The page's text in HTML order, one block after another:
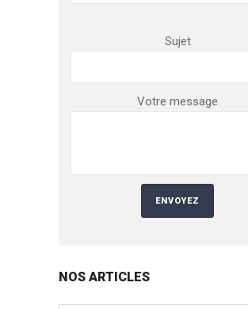
Sujet
Votre message
NOS ARTICLES